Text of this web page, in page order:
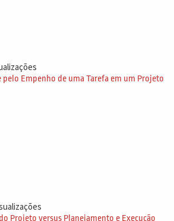
Empenho de uma Tarefa em um Projeto
Projeto versus Planejamento e Execução